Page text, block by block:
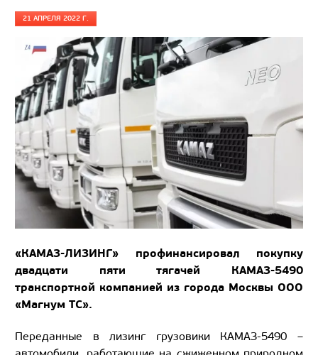
21 АПРЕЛЯ 2022 Г.
«КАМАЗ-ЛИЗИНГ» профинансировал покупку
двадцати пяти тягачей КАМАЗ-5490
транспортной компанией из города Москвы ООО
«Магнум ТС».
Переданные в лизинг грузовики КАМАЗ-5490 –